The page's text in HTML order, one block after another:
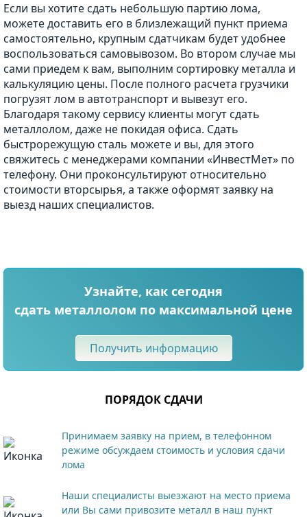
Если вы хотите сдать небольшую партию лома,
можете доставить его в близлежащий пункт приема
самостоятельно, крупным сдатчикам будет удобнее
воспользоваться самовывозом. Во втором случае мы
сами приедем к вам, выполним сортировку металла и
калькуляцию цены. После полного расчета грузчики
погрузят лом в автотранспорт и вывезут его.
Благодаря такому сервису клиенты могут сдать
металлолом, даже не покидая офиса. Сдать
быстрорежущую сталь можете и вы, для этого
свяжитесь с менеджерами компании «ИнвестМет» по
телефону. Они проконсультируют относительно
стоимости вторсырья, а также оформят заявку на
выезд наших специалистов.
Узнайте, как сегодня
сдать металлолом по максимальной цене
Получить информацию
ПОРЯДОК СДАЧИ
Принимаем заявку на прием, в телефонном
режиме обсуждаем стоимость и условия сдачи
лома
Наши специалисты выезжают на место приема
или Вы сами привозите металл в наш пункт